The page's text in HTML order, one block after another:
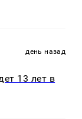
день назад
13 лет в